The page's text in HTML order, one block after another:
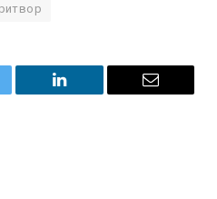
LinkedIn Email